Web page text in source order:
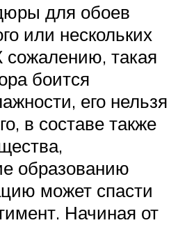
для обоев
или нескольких
сожалению, такая
боится
его нельзя
в составе также
образованию
может спасти
Начиная от